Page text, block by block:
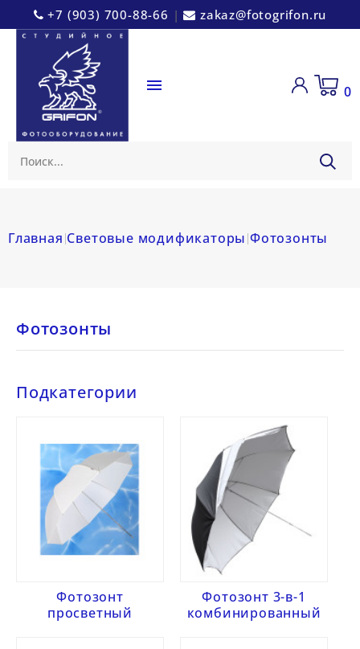
+7 (903) 700-88-66 | zakaz@fotogrifon.ru
 0
Главная Световые модификаторы Фотозонты
Фотозонты
Подкатегории
Фотозонт
просветный
Фотозонт 3-в-1
комбинированный